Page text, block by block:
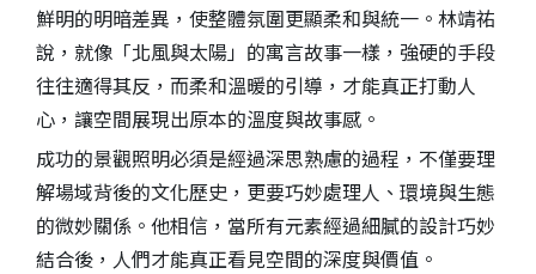
鮮明的明暗差異，使整體氛圍更顯柔和與統一。林靖祐
說，就像「北風與太陽」的寓言故事一樣，強硬的手段
往往適得其反，而柔和溫暖的引導，才能真正打動人
心，讓空間展現出原本的溫度與故事感。
成功的景觀照明必須是經過深思熟慮的過程，不僅要理
解場域背後的文化歷史，更要巧妙處理人、環境與生態
的微妙關係。他相信，當所有元素經過細膩的設計巧妙
結合後，人們才能真正看見空間的深度與價值。